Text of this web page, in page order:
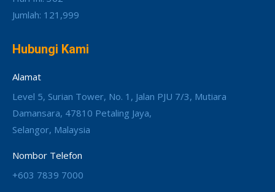
Jumlah: 121,999
Hubungi Kami
Alamat
Level 5, Surian Tower, No. 1, Jalan PJU 7/3, Mutiara
Damansara, 47810 Petaling Jaya,
Selangor, Malaysia
Nombor Telefon
+603 7839 7000